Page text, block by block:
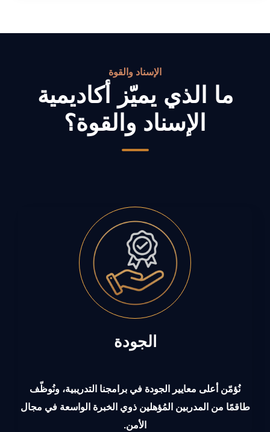
الإسناد والقوة
ما الذي يميّز أكاديمية
الإسناد والقوة؟
الجودة
نُؤمّن أعلى معايير الجودة في برامجنا التدريبية، ونُوظّف
طاقمًا من المدربين المُؤهلين ذوي الخبرة الواسعة في مجال
الأمن.